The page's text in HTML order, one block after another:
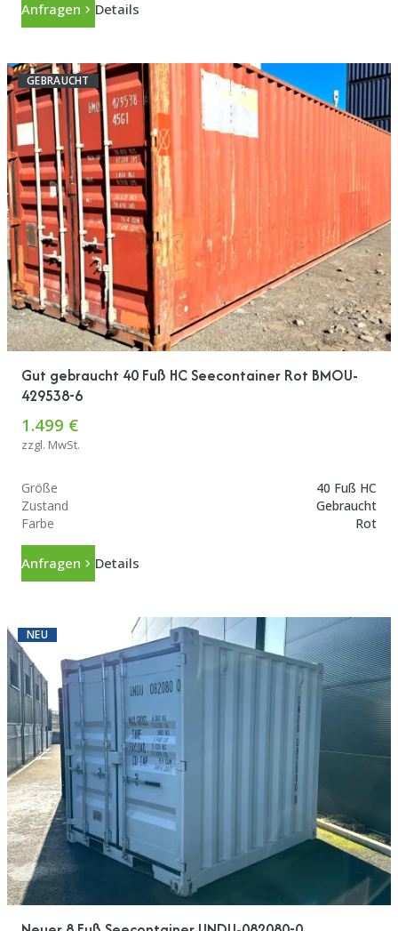
Anfragen Details
GEBRAUCHT
Gut gebraucht 40 Fuß HC Seecontainer Rot BMOU-
429538-6
1.499 €
zzgl. MwSt.
Größe
40 Fuß HC
Zustand
Gebraucht
Farbe
Rot
Anfragen Details
NEU